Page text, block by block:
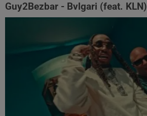
Guy2Bezbar - Bvlgari (feat. KLN)